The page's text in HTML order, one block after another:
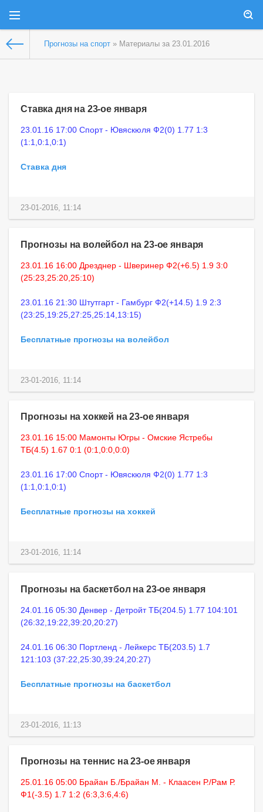
Прогнозы на спорт » Материалы за 23.01.2016
Ставка дня на 23-ое января
23.01.16 17:00 Спорт - Ювяскюля Ф2(0) 1.77 1:3
(1:1,0:1,0:1)
Ставка дня
23-01-2016, 11:14
Прогнозы на волейбол на 23-ое января
23.01.16 16:00 Дрезднер - Шверинер Ф2(+6.5) 1.9 3:0
(25:23,25:20,25:10)
23.01.16 21:30 Штутгарт - Гамбург Ф2(+14.5) 1.9 2:3
(23:25,19:25,27:25,25:14,13:15)
Бесплатные прогнозы на волейбол
23-01-2016, 11:14
Прогнозы на хоккей на 23-ое января
23.01.16 15:00 Мамонты Югры - Омские Ястребы
ТБ(4.5) 1.67 0:1 (0:1,0:0,0:0)
23.01.16 17:00 Спорт - Ювяскюля Ф2(0) 1.77 1:3
(1:1,0:1,0:1)
Бесплатные прогнозы на хоккей
23-01-2016, 11:14
Прогнозы на баскетбол на 23-ое января
24.01.16 05:30 Денвер - Детройт ТБ(204.5) 1.77 104:101
(26:32,19:22,39:20,20:27)
24.01.16 06:30 Портленд - Лейкерс ТБ(203.5) 1.7
121:103 (37:22,25:30,39:24,20:27)
Бесплатные прогнозы на баскетбол
23-01-2016, 11:13
Прогнозы на теннис на 23-ое января
25.01.16 05:00 Брайан Б./Брайан М. - Клаасен Р./Рам Р.
Ф1(-3.5) 1.7 1:2 (6:3,3:6,4:6)